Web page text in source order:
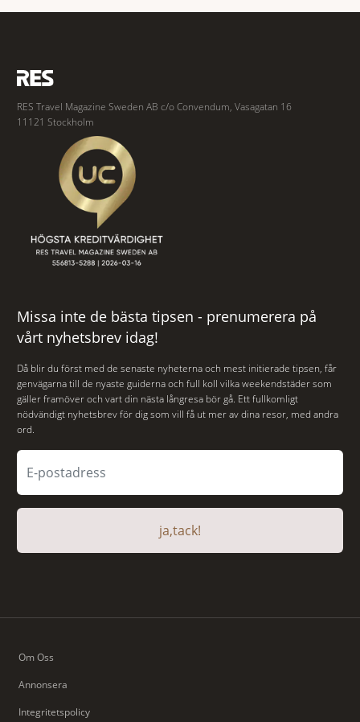
RES Travel Magazine Sweden AB c/o Convendum, Vasagatan 16
11121 Stockholm
Missa inte de bästa tipsen - prenumerera på
vårt nyhetsbrev idag!
Då blir du först med de senaste nyheterna och mest initierade tipsen, får
genvägarna till de nyaste guiderna och full koll vilka weekendstäder som
gäller framöver och vart din nästa långresa bör gå. Ett fullkomligt
nödvändigt nyhetsbrev för dig som vill få ut mer av dina resor, med andra
ord.
ja,tack!
Om Oss
Annonsera
Integritetspolicy